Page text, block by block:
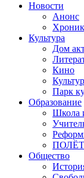
Новости
Анонс
Культура
Дом
Кино
Парк
Образование
Школа
ПОЛЁТ
Общество